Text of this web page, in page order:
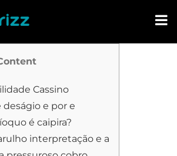
Cassino
deságio e por e
é caipira?
interpretação e a